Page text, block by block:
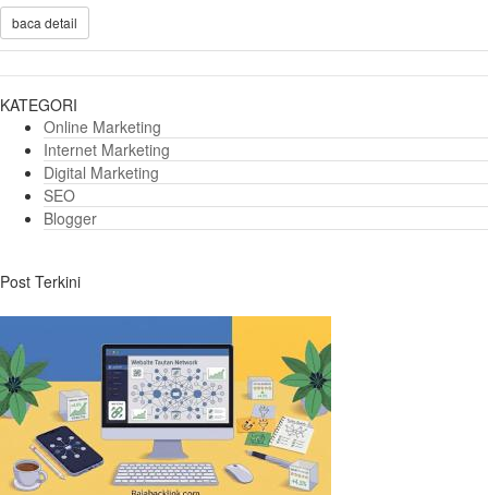
baca detail
KATEGORI
Online Marketing
Internet Marketing
Digital Marketing
SEO
Blogger
Post Terkini